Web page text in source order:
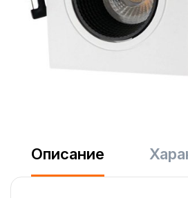
Описание